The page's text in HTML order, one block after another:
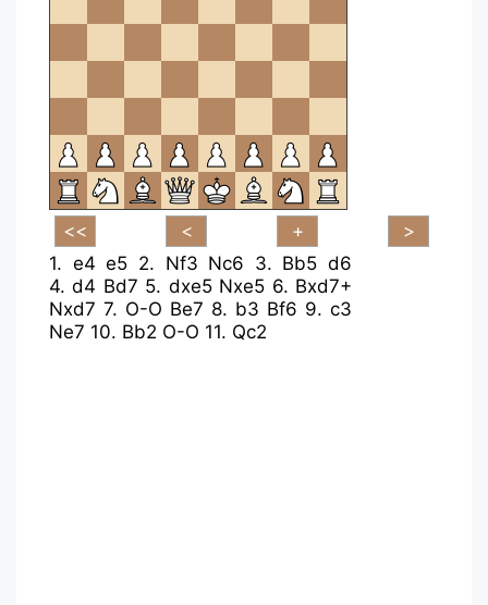
1. e4 e5 2. Nf3 Nc6 3. Bb5 d6
4.d4 Bd7 5. dxe5 Nxe5 6. Bxd7+
Nxd7 7. O-O Be7 8. b3 Bf6 9. c3
Ne7 10. Bb2 O-O 11. Qc2